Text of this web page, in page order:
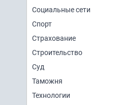
Социальные сети
Спорт
Страхование
Строительство
Суд
Таможня
Технологии